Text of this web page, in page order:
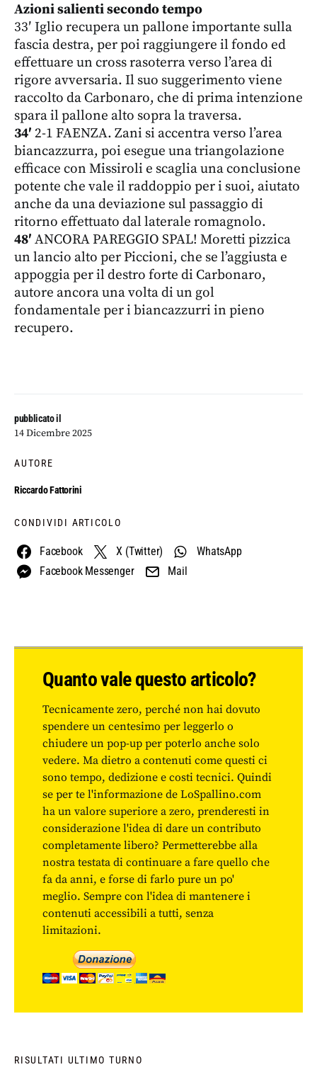
pubblicato il
14 Dicembre 2025
AUTORE
Riccardo Fattorini
CONDIVIDI ARTICOLO
Facebook X (Twitter)
WhatsApp
Facebook Messenger
Mail
Azioni salienti secondo tempo
33′ Iglio recupera un pallone importante sulla
fascia destra, per poi raggiungere il fondo ed
effettuare un cross rasoterra verso l’area di
rigore avversaria. Il suo suggerimento viene
raccolto da Carbonaro, che di prima intenzione
spara il pallone alto sopra la traversa.
34′ 2-1 FAENZA. Zani si accentra verso l’area
biancazzurra, poi esegue una triangolazione
efficace con Missiroli e scaglia una conclusione
potente che vale il raddoppio per i suoi, aiutato
anche da una deviazione sul passaggio di
ritorno effettuato dal laterale romagnolo.
48′ ANCORA PAREGGIO SPAL! Moretti pizzica
un lancio alto per Piccioni, che se l’aggiusta e
appoggia per il destro forte di Carbonaro,
autore ancora una volta di un gol
fondamentale per i biancazzurri in pieno
recupero.
Quanto vale questo articolo?
Tecnicamente zero, perché non hai dovuto
spendere un centesimo per leggerlo o
chiudere un pop-up per poterlo anche solo
vedere. Ma dietro a contenuti come questi ci
sono tempo, dedizione e costi tecnici. Quindi
se per te l'informazione de LoSpallino.com
ha un valore superiore a zero, prenderesti in
considerazione l'idea di dare un contributo
completamente libero? Permetterebbe alla
nostra testata di continuare a fare quello che
fa da anni, e forse di farlo pure un po'
meglio. Sempre con l'idea di mantenere i
contenuti accessibili a tutti, senza
limitazioni.
RISULTATI ULTIMO TURNO